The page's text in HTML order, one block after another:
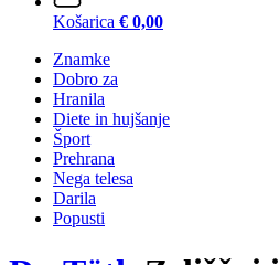
Košarica € 0,00
Znamke
Dobro za
Hranila
Diete in hujšanje
Šport
Prehrana
Nega telesa
Darila
Popusti